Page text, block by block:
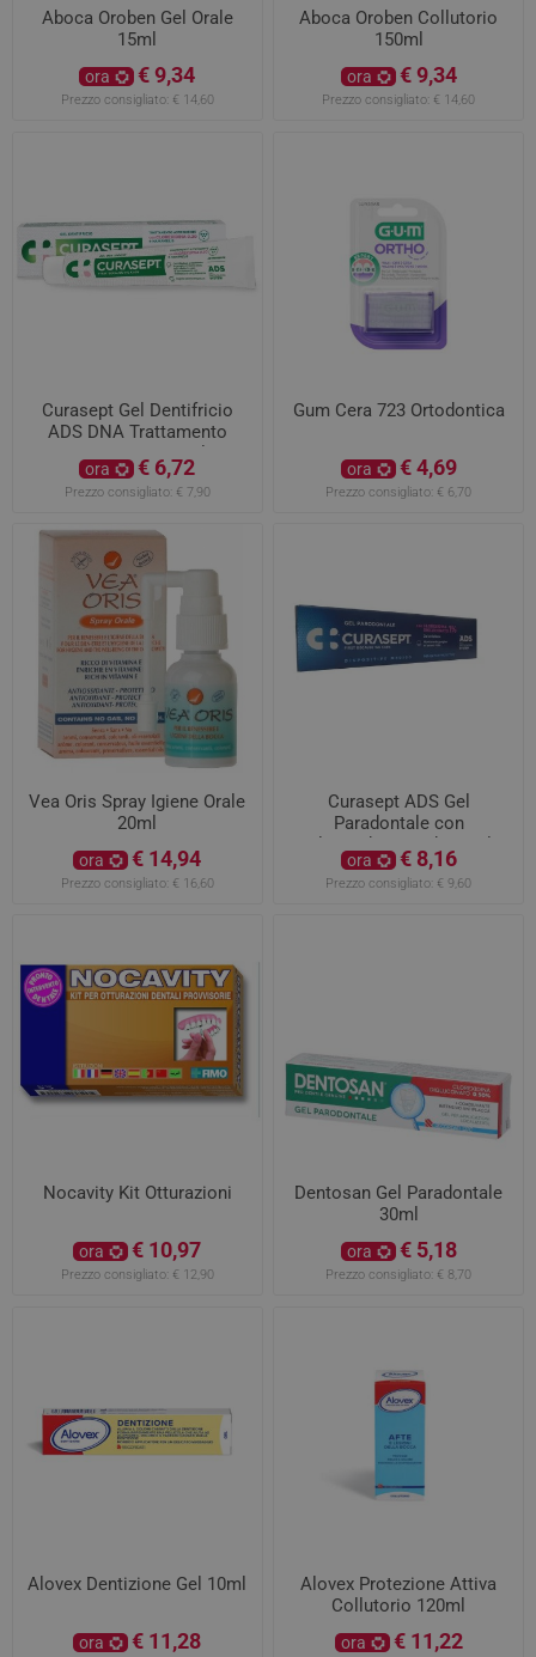
Aboca Oroben Gel Orale
15ml
ora € 9,34
Prezzo consigliato: € 14,60
Aboca Oroben Collutorio
150ml
ora € 9,34
Prezzo consigliato: € 14,60
Curasept Gel Dentifricio
ADS DNA Trattamento
Astringente 75ml
ora € 6,72
Prezzo consigliato: € 7,90
Gum Cera 723 Ortodontica
ora € 4,69
Prezzo consigliato: € 6,70
Vea Oris Spray Igiene Orale
20ml
ora € 14,94
Prezzo consigliato: € 16,60
Curasept ADS Gel
Paradontale con
Clorexidina 1% da 30ml
ora € 8,16
Prezzo consigliato: € 9,60
Nocavity Kit Otturazioni
ora € 10,97
Prezzo consigliato: € 12,90
Dentosan Gel Paradontale
30ml
ora € 5,18
Prezzo consigliato: € 8,70
Alovex Dentizione Gel 10ml
ora € 11,28
Alovex Protezione Attiva
Collutorio 120ml
ora € 11,22